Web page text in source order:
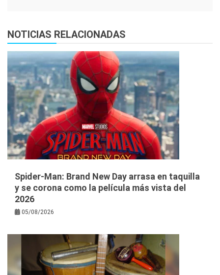
NOTICIAS RELACIONADAS
Spider-Man: Brand New Day arrasa en taquilla
y se corona como la película más vista del
2026
05/08/2026